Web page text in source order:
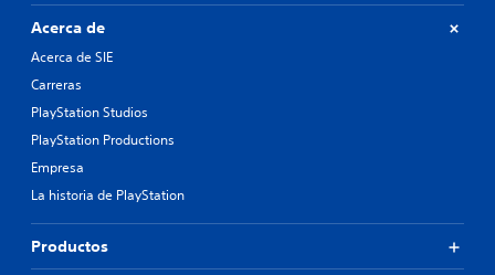
Acerca de
Acerca de SIE
Carreras
PlayStation Studios
PlayStation Productions
Empresa
La historia de PlayStation
Productos